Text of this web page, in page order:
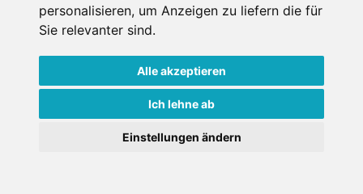
personalisieren, um Anzeigen zu liefern die für
Sie relevanter sind.
Alle akzeptieren
Ich lehne ab
Einstellungen ändern
0
Kinder
unter 18 Jahre bei Mietantritt